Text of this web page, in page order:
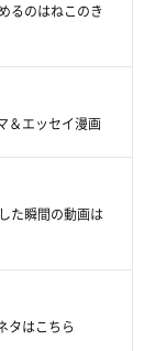
るのはねこのき
＆エッセイ漫画
た瞬間の動画は
タはこちら